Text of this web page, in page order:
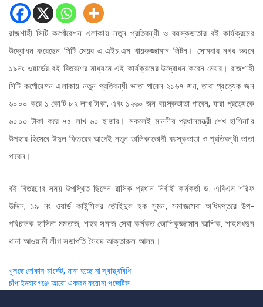
রাজশাহী সিটি কর্পোরেশন এলাকায় নতুন প্রতিবন্ধী ও বয়স্কভাতার বই কার্যক্রমের
উদ্বোধন করেছেন সিটি মেয়র এ.এইচ.এম খায়রুজ্জামান লিটন। সোমবার নগর ভবনে
১৯নং ওয়ার্ডের বই বিতরণের মাধ্যমে এই কার্যক্রমের উদ্বোধন করেন মেয়র। রাজশাহী
সিটি কর্পোরেশন এলাকায় নতুন প্রতিবন্ধী ভাতা পাবেন ২১৬৭ জন, তারা প্রত্যেক জন
৬০০০ করে ১ কোটি ৮২ লাখ টাকা, এবং ১২৬০ জন বয়স্কভাতা পাবেন, যারা প্রত্যেকে
৬০০০ টাকা করে ৭৫ লাখ ৬০ হাজার। সকলেই মাননীয় প্রধানমন্ত্রী শেখ হাসিনা’র
উপহার হিসেবে ঈদুল ফিতরের আগেই নতুন তালিকাভোগী বয়স্কভাতা ও প্রতিবন্ধী ভাতা
পাবেন।
বই বিতরণের সময় উপস্থিত ছিলেন রাসিক প্রধান নির্বাহী কর্মকর্তা ড. এবিএম শরিফ
উদ্দিন, ১৯ নং ওয়ার্ড কাইন্সিলর তৌহিদুল হক সুমন, সমাজসেবা অধিদপ্তরে উপ-
পরিচালক হাসিনা মমতাজ, শহর সমাজ সেবা কর্মকত আেশিকুজ্জামান আশিক, শাহমখদুম
থানা আওয়ামী লীগ সভাপতি সৈয়দ আক্তারুল আলম।
Post
navigation
খুলছে দোকান-মার্কেট, মানা হচ্ছে না স্বাস্থ্যবিধি
চাঁপাইনবাবগঞ্জে আরো একজন করোনা পজেটিভ